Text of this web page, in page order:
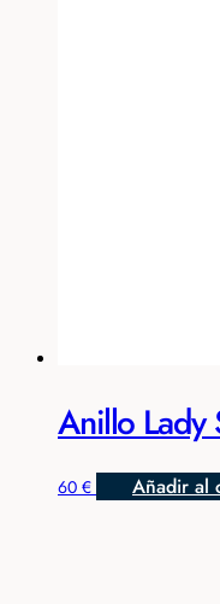
Anillo Lady
60 € Añadir al